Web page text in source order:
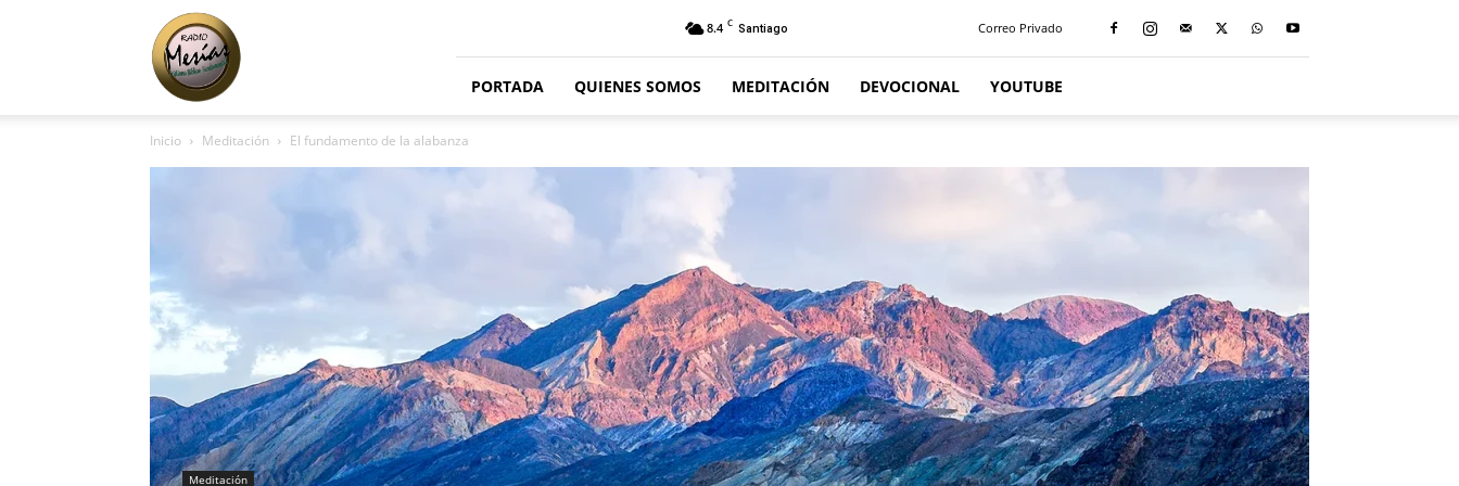
Radio
Mesías
8.4 C Santiago Correo Privado
PORTADA QUIENES SOMOS MEDITACIÓN DEVOCIONAL YOUTUBE
Inicio Meditación El fundamento de la alabanza
Meditación